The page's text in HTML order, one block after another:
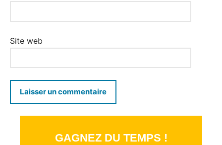
Site web
GAGNEZ DU TEMPS !